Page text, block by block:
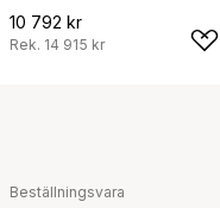
10 792 kr
Rek. 14 915 kr
Beställningsvara